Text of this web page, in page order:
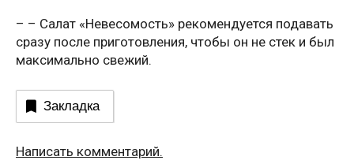
– – Салат «Невесомость» рекомендуется подавать
сразу после приготовления, чтобы он не стек и был
максимально свежий.
Закладка
Написать комментарий.